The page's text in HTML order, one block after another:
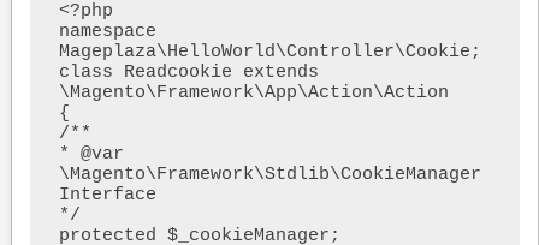
<?php
namespace
Mageplaza\HelloWorld\Controller\Cookie;
class Readcookie extends
\Magento\Framework\App\Action\Action
{
/**
* @var
\Magento\Framework\Stdlib\CookieManager
Interface
*/
protected $_cookieManager;